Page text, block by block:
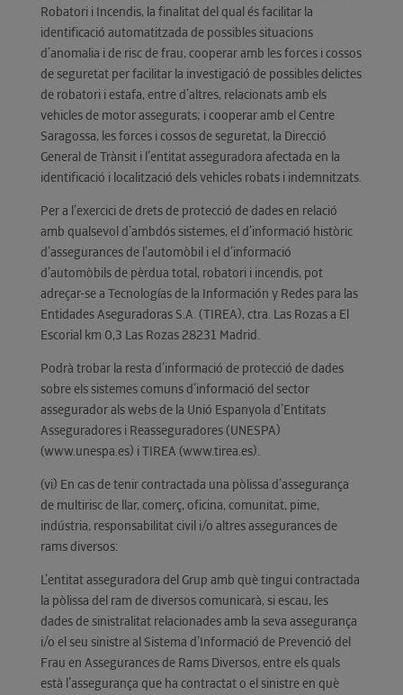
Robatori i Incendis, la finalitat del qual és facilitar la
identificació automatitzada de possibles situacions
d’anomalia i de risc de frau, cooperar amb les forces i cossos
de seguretat per facilitar la investigació de possibles delictes
de robatori i estafa, entre d’altres, relacionats amb els
vehicles de motor assegurats; i cooperar amb el Centre
Saragossa, les forces i cossos de seguretat, la Direcció
General de Trànsit i l’entitat asseguradora afectada en la
identificació i localització dels vehicles robats i indemnitzats.
Per a l’exercici de drets de protecció de dades en relació
amb qualsevol d’ambdós sistemes, el d’informació històric
d’assegurances de l’automòbil i el d’informació
d’automòbils de pèrdua total, robatori i incendis, pot
adreçar-se a Tecnologías de la Información y Redes para las
Entidades Aseguradoras S.A. (TIREA), ctra. Las Rozas a El
Escorial km 0,3 Las Rozas 28231 Madrid.
Podrà trobar la resta d’informació de protecció de dades
sobre els sistemes comuns d’informació del sector
assegurador als webs de la Unió Espanyola d’Entitats
Asseguradores i Reasseguradores (UNESPA)
(www.unespa.es) i TIREA (www.tirea.es).
(vi) En cas de tenir contractada una pòlissa d’assegurança
de multirisc de llar, comerç, oficina, comunitat, pime,
indústria, responsabilitat civil i/o altres assegurances de
rams diversos:
L’entitat asseguradora del Grup amb què tingui contractada
la pòlissa del ram de diversos comunicarà, si escau, les
dades de sinistralitat relacionades amb la seva assegurança
i/o el seu sinistre al Sistema d’Informació de Prevenció del
Frau en Assegurances de Rams Diversos, entre els quals
està l’assegurança que ha contractat o el sinistre en què